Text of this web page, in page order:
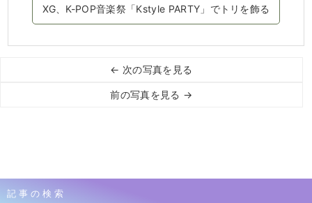
XG、K-POP音楽祭「Kstyle PARTY」でトリを飾る
← 次の写真を見る
前の写真を見る →
記事の検索